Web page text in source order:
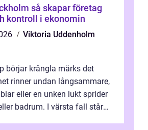
företag
kontroll i ekonomin
Viktoria Uddenholm
börjar krångla märks det
rinner undan långsammare,
eller en unken lukt sprider
badrum. I värsta fall står